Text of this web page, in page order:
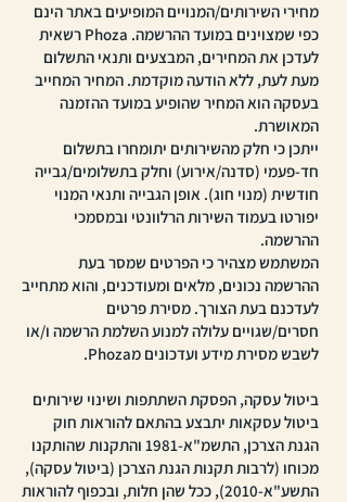
מחירי השירותים/המנויים המופיעים באתר הינם
כפי שמצוינים במועד ההרשמה. Phoza רשאית
לעדכן את המחירים, המבצעים ותנאי התשלום
מעת לעת, ללא הודעה מוקדמת. המחיר המחייב
בעסקה הוא המחיר שהופיע במועד ההזמנה
המאושרת.
ייתכן כי חלק מהשירותים יתומחרו בתשלום
חד-פעמי (סדנה/אירוע) וחלק בתשלומים/גבייה
חודשית (מנוי חוג). אופן הגבייה ותנאי המנוי
יפורטו בעמוד השירות הרלוונטי ובמסמכי
ההרשמה.
המשתמש מצהיר כי הפרטים שמסר בעת
ההרשמה נכונים, מלאים ומעודכנים, והוא מתחייב
לעדכנם בעת הצורך. מסירת פרטים
חסרים/שגויים עלולה למנוע השלמת הרשמה ו/או
לשבש מסירת מידע ועדכונים מPhoza.
ביטול עסקה, הפסקת השתתפות ושינוי שירותים
ביטול עסקאות יתבצע בהתאם להוראות חוק
הגנת הצרכן, התשמ"א-1981 והתקנות שהותקנו
מכוחו (לרבות תקנות הגנת הצרכן (ביטול עסקה),
התשע"א-2010), ככל שהן חלות, ובכפוף להוראות